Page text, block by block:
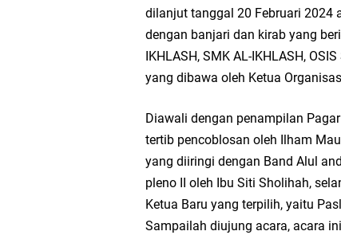
dilanjut tanggal 20 Februari 2024
dengan banjari dan kirab yang
IKHLASH, SMK AL-IKHLASH,
yang dibawa oleh Ketua
Diawali dengan penampilan
tertib pencoblosan oleh Ilham
yang diiringi dengan Band Alul
pleno II oleh Ibu Siti Sholihah,
Ketua Baru yang terpilih, yaitu
Sampailah diujung acara, acara